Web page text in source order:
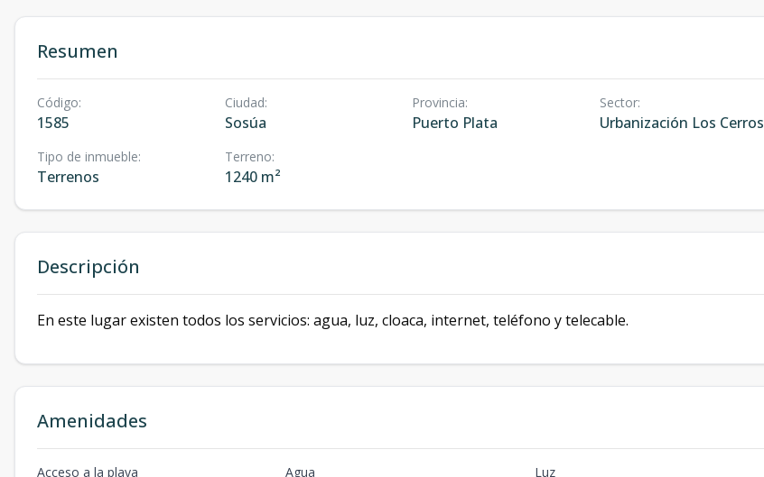
Resumen
Código:
1585
Ciudad:
Sosúa
Provincia:
Puerto Plata
Sector:
Urbanización Los Cerros
Tipo de inmueble:
Terrenos
Terreno:
1240 m²
Descripción
En este lugar existen todos los servicios: agua, luz, cloaca, internet, teléfono y telecable.
Amenidades
Acceso a la playa Agua Luz